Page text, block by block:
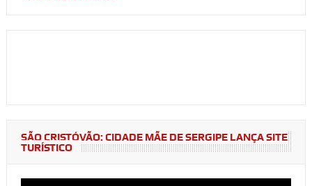
SÃO CRISTÓVÃO: CIDADE MÃE DE SERGIPE LANÇA SITE
TURÍSTICO